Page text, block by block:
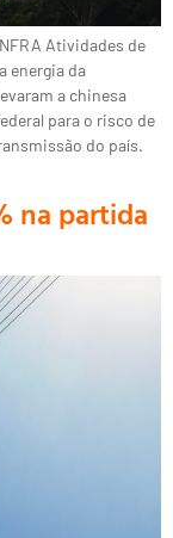
Atividades de
energia da
a chinesa
para o risco de
do país.
na partida